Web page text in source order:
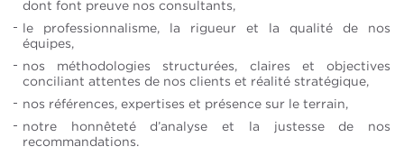
dont font preuve nos consultants,
le professionnalisme, la rigueur et la qualité de nos
équipes,
nos méthodologies structurées, claires et objectives
conciliant attentes de nos clients et réalité stratégique,
nos références, expertises et présence sur le terrain,
notre honnêteté d’analyse et la justesse de nos
recommandations.